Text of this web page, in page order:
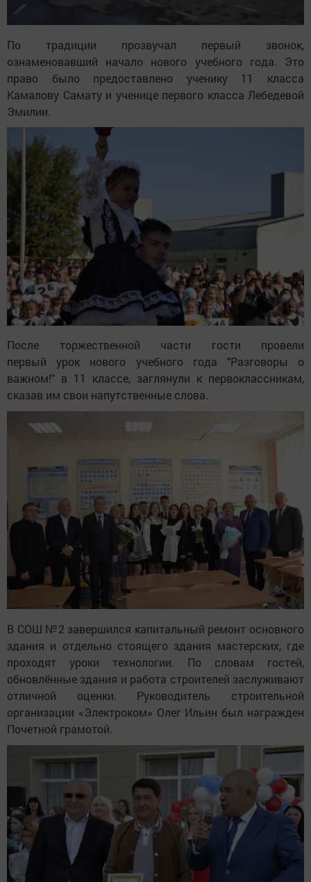
По традиции прозвучал первый звонок,
ознаменовавший начало нового учебного года. Это
право было предоставлено ученику 11 класса
Камалову Самату и ученице первого класса Лебедевой
Эмилии.
После торжественной части гости провели
первый урок нового учебного года "Разговоры о
важном!" в 11 классе, заглянули к первоклассникам,
сказав им свои напутственные слова.
В СОШ №2 завершился капитальный ремонт основного
здания и отдельно стоящего здания мастерских, где
проходят уроки технологии. По словам гостей,
обновлённые здания и работа строителей заслуживают
отличной оценки. Руководитель строительной
организации «Электроком» Олег Ильин был награжден
Почетной грамотой.